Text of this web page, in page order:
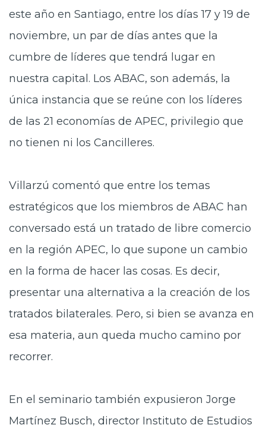
este año en Santiago, entre los días 17 y 19 de
noviembre, un par de días antes que la
cumbre de líderes que tendrá lugar en
nuestra capital. Los ABAC, son además, la
única instancia que se reúne con los líderes
de las 21 economías de APEC, privilegio que
no tienen ni los Cancilleres.
Villarzú comentó que entre los temas
estratégicos que los miembros de ABAC han
conversado está un tratado de libre comercio
en la región APEC, lo que supone un cambio
en la forma de hacer las cosas. Es decir,
presentar una alternativa a la creación de los
tratados bilaterales. Pero, si bien se avanza en
esa materia, aun queda mucho camino por
recorrer.
En el seminario también expusieron Jorge
Martínez Busch, director Instituto de Estudios